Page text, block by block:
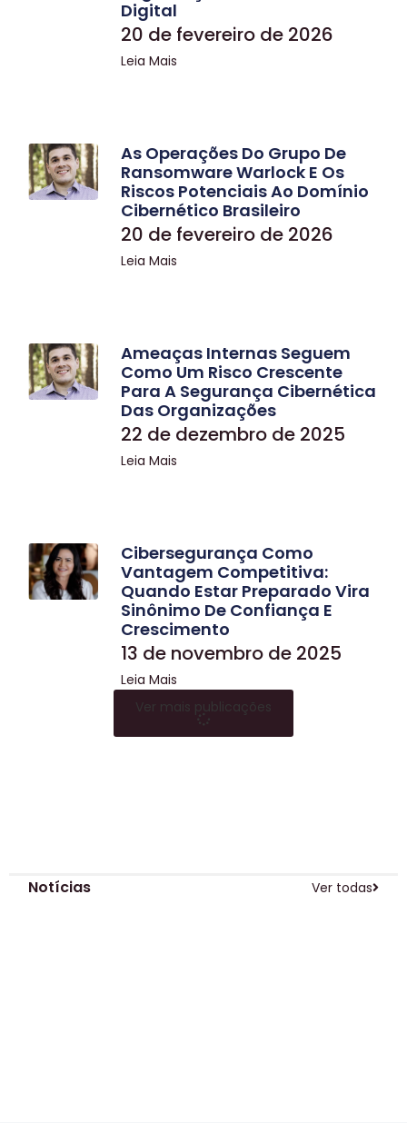
Digital
20 de fevereiro de 2026
Leia Mais
As Operações Do Grupo De
Ransomware Warlock E Os
Riscos Potenciais Ao Domínio
Cibernético Brasileiro
20 de fevereiro de 2026
Leia Mais
Ameaças Internas Seguem
Como Um Risco Crescente
Para A Segurança Cibernética
Das Organizações
22 de dezembro de 2025
Leia Mais
Cibersegurança Como
Vantagem Competitiva:
Quando Estar Preparado Vira
Sinônimo De Confiança E
Crescimento
13 de novembro de 2025
Leia Mais
Ver mais publicações
Notícias Ver todas